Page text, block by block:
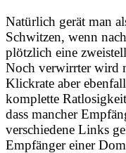
Natürlich gerät man
Schwitzen, wenn
plötzlich eine
Noch verwirrter wird
Klickrate aber
komplette
dass mancher
verschiedene Links
Empfänger einer